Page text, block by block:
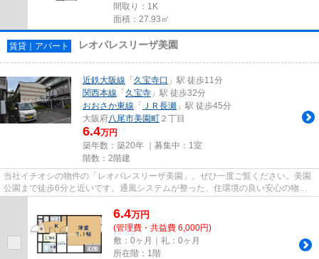
間取り：1K
面積：27.93㎡
賃貸｜アパート レオパレスリーザ美園
近鉄大阪線 「久宝寺口 」駅 徒歩11分
関西本線 「久宝寺 」駅 徒歩32分
おおさか東線 「 ＪＲ長瀬 」駅 徒歩45分
大阪府八尾市美園町 ２丁目
6.4万円
築年数：築20年 ｜募集中： 1室
階数：2階建
当社イチオシの物件の「レオパレスリーザ美園」。ぜひ一度ご覧ください。美園
公園まで徒歩6分と近いです。通風システムが整った、住環境の良い安心の物件
です。敷地内にごみ置き場があ...
6.4万円
(管理費・共益費 6,000円)
敷：0ヶ月｜礼：0ヶ月
所在階：1階